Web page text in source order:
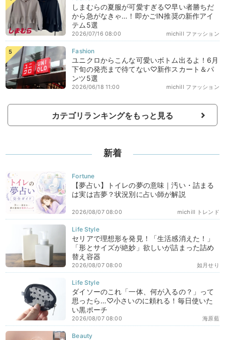
しまむらの夏服が可愛すぎる♡早い者勝ちだ
から急がなきゃ…！即かごIN推奨の新作アイ
テム5選
michill ファッション
2026/07/16 08:00
ユニクロからこんな可愛いボトム出るよ！6月
下旬の発売まで待てない♡新作スカート＆パ
ンツ5選
michill ファッション
2026/06/18 11:00
カテゴリランキングをもっと見る
新着
【夢占い】トイレの夢の意味｜汚い・詰まる
は実は吉夢？状況別に占い師が解説
michill トレンド
2026/08/07 08:00
セリアで理想形を発見！「生活感消えた！」
「形とサイズが絶妙」欲しいが詰まった詰め
替え容器
如月せり
2026/08/07 08:00
ダイソーのこれ「一体、何が入るの？」って
思ったら…♡小さいのに頼れる！毎日使いた
い黒ポーチ
海原藍
2026/08/07 08:00